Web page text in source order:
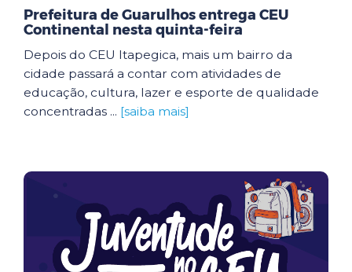
Prefeitura de Guarulhos entrega CEU
Continental nesta quinta-feira
Depois do CEU Itapegica, mais um bairro da
cidade passará a contar com atividades de
educação, cultura, lazer e esporte de qualidade
concentradas ... [saiba mais]